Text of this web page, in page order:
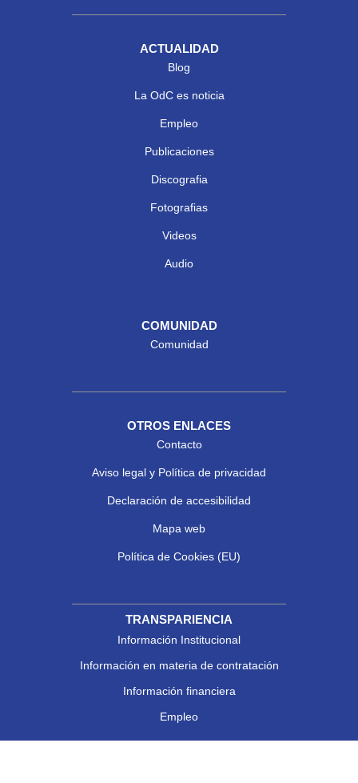
ACTUALIDAD
Blog
La OdC es noticia
Empleo
Publicaciones
Discografia
Fotografias
Videos
Audio
COMUNIDAD
Comunidad
OTROS ENLACES
Contacto
Aviso legal y Política de privacidad
Declaración de accesibilidad
Mapa web
Política de Cookies (EU)
TRANSPARIENCIA
Información Institucional
Información en materia de contratación
Información financiera
Empleo